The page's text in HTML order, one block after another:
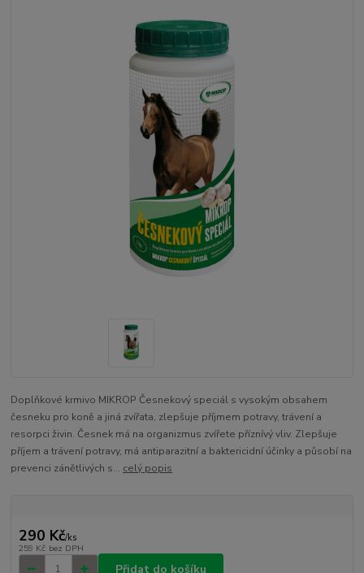
Doplňkové krmivo MIKROP Česnekový speciál s vysokým obsahem
česneku pro koně a jiná zvířata, zlepšuje příjmem potravy, trávení a
resorpci živin. Česnek má na organizmus zvířete příznívý vliv. Zlepšuje
příjem a trávení potravy, má antiparazitní a baktericidní účinky a působí na
prevenci zánětlivých s... celý popis
290 Kč/ks
259 Kč bez DPH
Přidat do košíku